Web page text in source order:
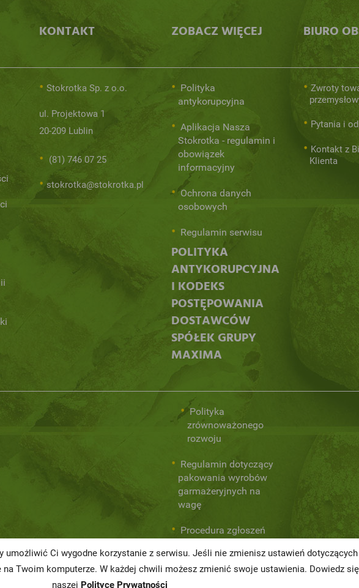
KONTAKT
Stokrotka Sp. z o.o.
ul. Projektowa 1
20-209 Lublin
(81) 746 07 25
stokrotka@stokrotka.pl
ZOBACZ WIĘCEJ
Polityka
antykorupcyjna
Aplikacja Nasza
Stokrotka - regulamin i
obowiązek
informacyjny
Ochrona danych
osobowych
Regulamin serwisu
POLITYKA
ANTYKORUPCYJNA
I KODEKS
POSTĘPOWANIA
DOSTAWCÓW
SPÓŁEK GRUPY
MAXIMA
Polityka
zrównoważonego
rozwoju
Regulamin dotyczący
pakowania wyrobów
garmażeryjnych na
wagę
Procedura zgłoszeń
naruszeń prawa
BIURO
Zwroty
Pytania i
Kontakt z
Klienta
Ci wygodne korzystanie z serwisu. Jeśli nie zmienisz ustawień
na Twoim komputerze. W każdej chwili możesz zmienić swoje ustawienia. Dowiedz
naszej Polityce Prywatności